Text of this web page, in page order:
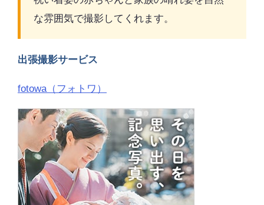
な雰囲気で撮影してくれます。
出張撮影サービス
fotowa（フォトワ）